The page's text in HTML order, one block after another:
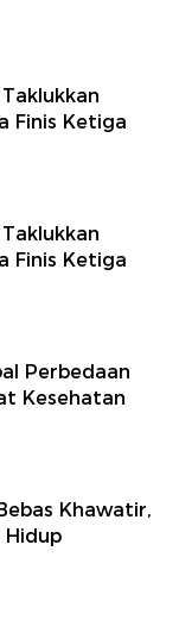
Finis Ketiga
Finis Ketiga
Perbedaan
Kesehatan
Khawatir,
Hidup